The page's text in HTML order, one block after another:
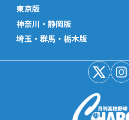
東京版
神奈川・静岡版
埼玉・群馬・栃木版